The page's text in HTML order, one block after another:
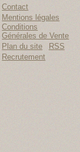
Contact
Mentions légales
Conditions
Générales de Vente
Plan du site
RSS
Recrutement